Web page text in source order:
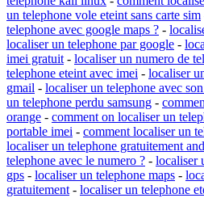
un telephone vole eteint sans carte sim
telephone avec google maps ? -
localiser un telephone par google -
imei gratuit - localiser un numero de
telephone eteint avec imei - localiser
gmail - localiser un telephone avec
un telephone perdu samsung -
orange - comment on localiser un
portable imei - comment localiser un
localiser un telephone gratuitement
telephone avec le numero ? - localiser
gps - localiser un telephone maps -
gratuitement - localiser un telephone